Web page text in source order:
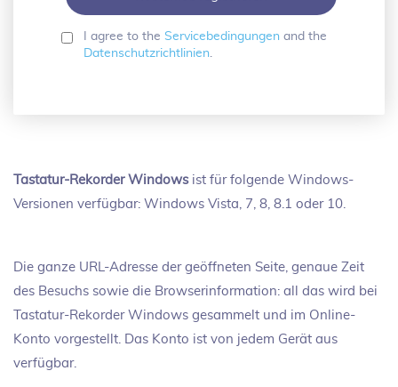
I agree to the Servicebedingungenand the
Datenschutzrichtlinien.
Tastatur-Rekorder Windowsist für folgende Windows-
Versionen verfügbar: Windows Vista, 7, 8, 8.1 oder 10.
Die ganze URL-Adresse der geöffneten Seite, genaue Zeit
des Besuchs sowie die Browserinformation: all das wird bei
Tastatur-Rekorder Windows gesammelt und im Online-
Konto vorgestellt. Das Konto ist von jedem Gerät aus
verfügbar.